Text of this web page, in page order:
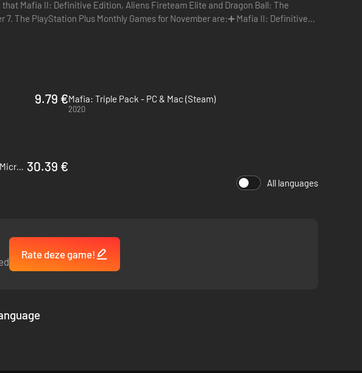
Mafia II: Definitive Edition, Aliens Fireteam Elite and Dragon Ball: The
The PlayStation Plus Monthly Games for November are:➕ Mafia II: Definitive
9.79 €Mafia: Triple Pack - PC & Mac (Steam)
2020
Gears 5 - PC, Xbox One & Xbox Series X|S (Microsoft Store) 30.39 €
All languages
Rate deze game!